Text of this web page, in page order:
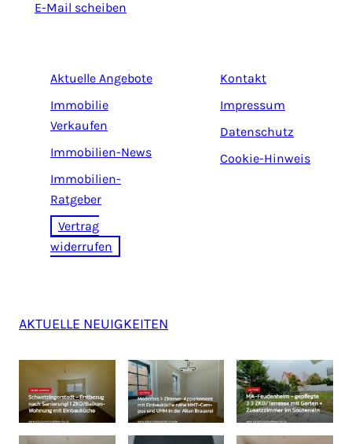
E-Mail scheiben
Aktuelle Angebote
Immobilie
Verkaufen
Immobilien-News
Immobilien-
Ratgeber
Vertrag
widerrufen
Kontakt
Impressum
Datenschutz
Cookie-Hinweis
AKTUELLE NEUIGKEITEN